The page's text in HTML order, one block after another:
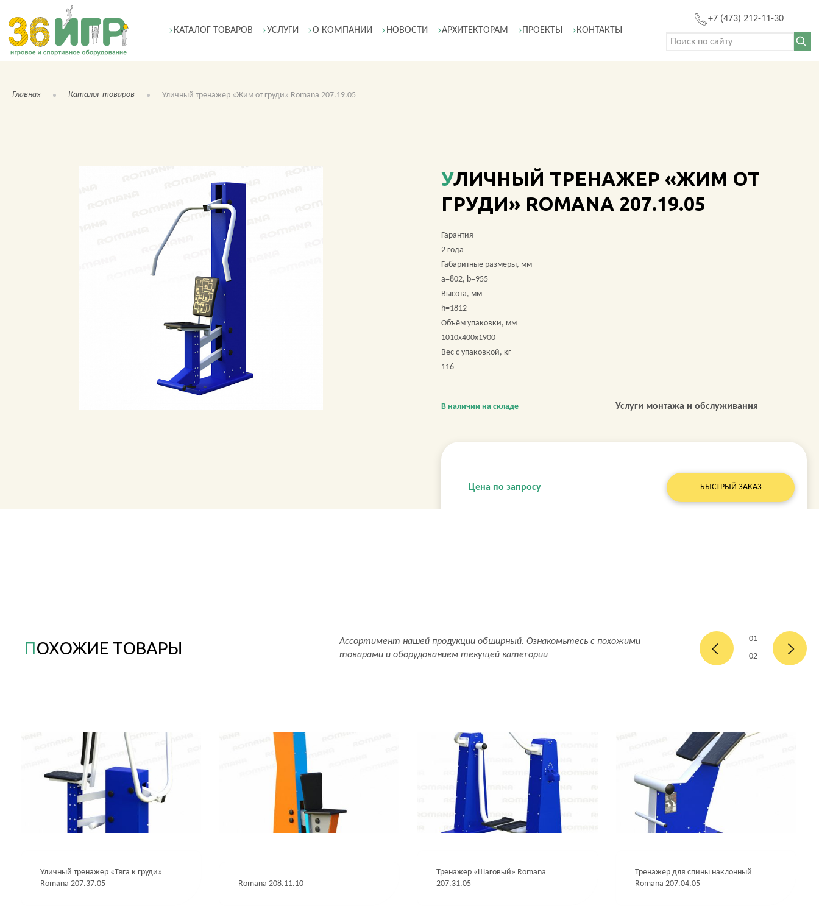
КАТАЛОГ ТОВАРОВ УСЛУГИ О КОМПАНИИ НОВОСТИ АРХИТЕКТОРАМ ПРОЕКТЫ КОНТАКТЫ
+7 (473) 212-11-30
Поиск:
Главная Каталог товаров Уличный тренажер «Жим от груди» Romana 207.19.05
УЛИЧНЫЙ ТРЕНАЖЕР «ЖИМ ОТ
ГРУДИ» ROMANA 207.19.05
Гарантия
2 года
Габаритные размеры, мм
a=802, b=955
Высота, мм
h=1812
Объём упаковки, мм
1010х400х1900
Вес с упаковкой, кг
116
В наличии на складе Услуги монтажа и обслуживания
Цена по запросу БЫСТРЫЙ ЗАКАЗ
ПОХОЖИЕ ТОВАРЫ
Ассортимент нашей продукции обширный. Ознакомьтесь с похожими
товарами и оборудованием текущей категории
01
02
Уличный тренажер «Тяга к груди»
Romana 207.37.05
Romana 208.11.10
Тренажер «Шаговый» Romana
207.31.05
Тренажер для спины наклонный
Romana 207.04.05